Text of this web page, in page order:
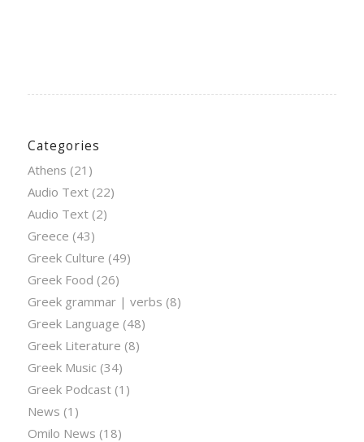
Categories
Athens (21)
Audio Text(22)
Audio Text(2)
Greece (43)
Greek Culture (49)
Greek Food (26)
Greek grammar | verbs (8)
Greek Language (48)
Greek Literature (8)
Greek Music (34)
Greek Podcast(1)
News (1)
Omilo News (18)